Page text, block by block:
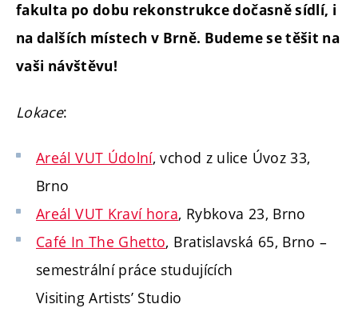
fakulta po dobu rekonstrukce dočasně sídlí, i
na dalších místech v Brně. Budeme se těšit na
vaši návštěvu!
Lokace:
Areál VUT Údolní, vchod z ulice Úvoz 33,
Brno
Areál VUT Kraví hora, Rybkova 23, Brno
Café In The Ghetto, Bratislavská 65, Brno –
semestrální práce studujících
Visiting Artists’ Studio